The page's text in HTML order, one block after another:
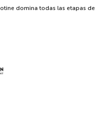
domina todas las etapas de